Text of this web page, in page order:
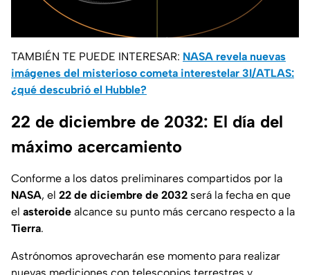
TAMBIÉN TE PUEDE INTERESAR: NASA revela nuevas
imágenes del misterioso cometa interestelar 3I/ATLAS:
¿qué descubrió el Hubble?
22 de diciembre de 2032: El día del
máximo acercamiento
Conforme a los datos preliminares compartidos por la
NASA, el 22 de diciembre de 2032 será la fecha en que
el asteroide alcance su punto más cercano respecto a la
Tierra.
Astrónomos aprovecharán ese momento para realizar